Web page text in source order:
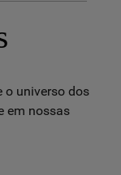
o universo dos
em nossas